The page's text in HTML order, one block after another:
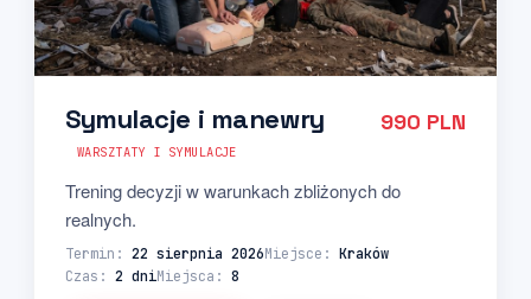
Symulacje i manewry 990 PLN
WARSZTATY I SYMULACJE
Trening decyzji w warunkach zbliżonych do
realnych.
Termin: 22 sierpnia 2026Miejsce: Kraków
Czas: 2 dniMiejsca: 8